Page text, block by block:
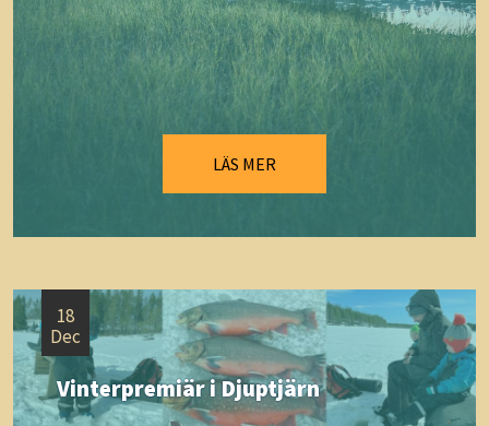
LÄS MER
18
Dec
Vinterpremiär i Djuptjärn